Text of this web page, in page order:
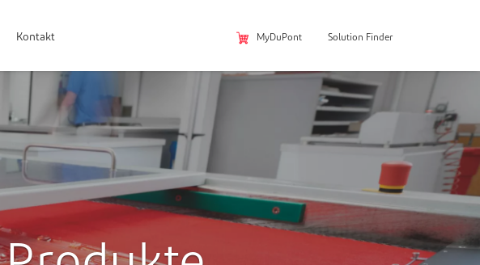
Kontakt MyDuPont Solution Finder